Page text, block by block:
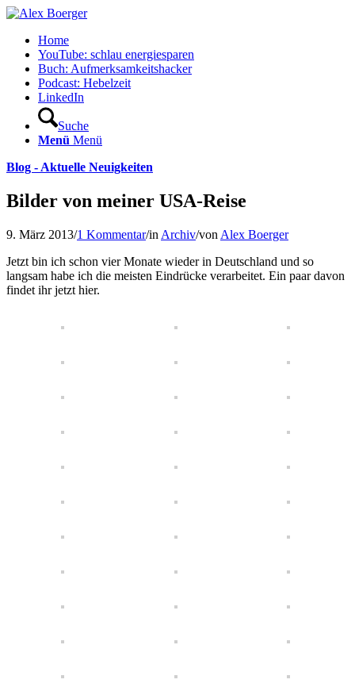
Home
YouTube: schlau energiesparen
Buch: Aufmerksamkeitshacker
Podcast: Hebelzeit
LinkedIn
Suche
Menü Menü
Blog - Aktuelle Neuigkeiten
Bilder von meiner USA-Reise
9. März 2013/1 Kommentar/in Archiv/von Alex Boerger
Jetzt bin ich schon vier Monate wieder in Deutschland und so
langsam habe ich die meisten Eindrücke verarbeitet. Ein paar davon
findet ihr jetzt hier.